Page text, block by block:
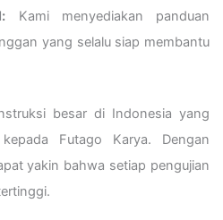
Kami menyediakan panduan
yang selalu siap membantu
besar di Indonesia yang
Futago Karya. Dengan
yakin bahwa setiap pengujian